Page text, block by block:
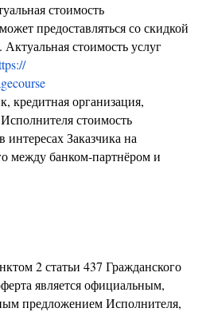
стоимость
предоставляться со скидкой
стоимость услуг
кредитная организация,
стоимость
интересах Заказчика на
между банком-партнёром и
2 статьи 437 Гражданского
является официальным,
предложением Исполнителя,